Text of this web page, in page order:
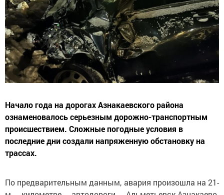
Начало года на дорогах Азнакаевского района
ознаменовалось серьезным дорожно-транспортным
происшествием. Сложные погодные условия в
последние дни создали напряженную обстановку на
трассах.
По предварительным данным, авария произошла на 21-